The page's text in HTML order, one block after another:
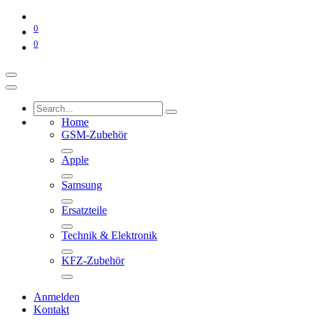
0
0
Home
GSM-Zubehör
Apple
Samsung
Ersatzteile
Technik & Elektronik
KFZ-Zubehör
Anmelden
Kontakt